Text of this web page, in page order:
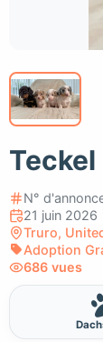
N°
21 juin 2026
Truro,
Adoption
686 vues